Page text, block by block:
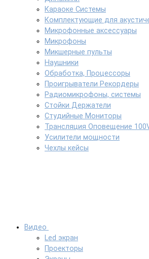
Караоке Системы
Комплектующие для
Микрофонные аксессуары
Микрофоны
Микшерные пульты
Наушники
Обработка, Процессоры
Проигрыватели Рекордеры
Радиомикрофоны, системы
Стойки Держатели
Студийные Мониторы
Трансляция Оповещение
Усилители мощности
Чехлы кейсы
Видео
Led экран
Проекторы